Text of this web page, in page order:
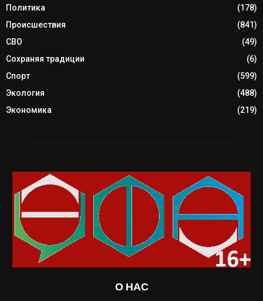
Политика
(178)
Происшествия
(841)
СВО
(49)
Сохраняя традиции
(6)
Спорт
(599)
Экология
(488)
Экономика
(219)
О НАС